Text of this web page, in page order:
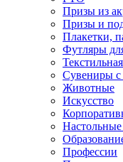
Призы из
Призы и
Плакетки,
Футляры
Сувениры с
Животные
Искусство
Профессии